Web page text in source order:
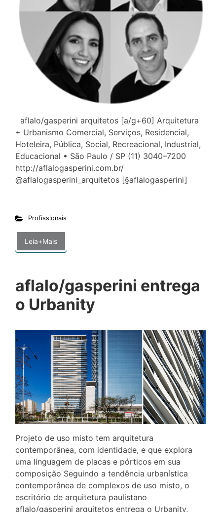
aflalo/gasperini arquitetos [a/g+60] Arquitetura
+ Urbanismo Comercial, Serviços, Residencial,
Hoteleira, Pública, Social, Recreacional, Industrial,
Educacional • São Paulo / SP (11) 3040–7200
http://aflalogasperini.com.br/
@aflalogasperini_arquitetos [§aflalogasperini]
Profissionais
Leia+Mais
aflalo/gasperini entrega
o Urbanity
Projeto de uso misto tem arquitetura
contemporânea, com identidade, e que explora
uma linguagem de placas e pórticos em sua
composição Seguindo a tendência urbanística
contemporânea de complexos de uso misto, o
escritório de arquitetura paulistano
aflalo/gasperini arquitetos entrega o Urbanity,